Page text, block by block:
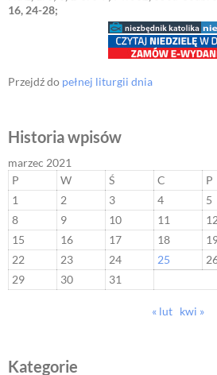
16, 24-28;
Przejdź do pełnej liturgii dnia
Historia wpisów
marzec 2021
P
W Ś C P
1
2 3 4 5
8
9 10 11 12
15
16 17 18
22
23 24 25
29
30 31
« lut kwi »
Kategorie